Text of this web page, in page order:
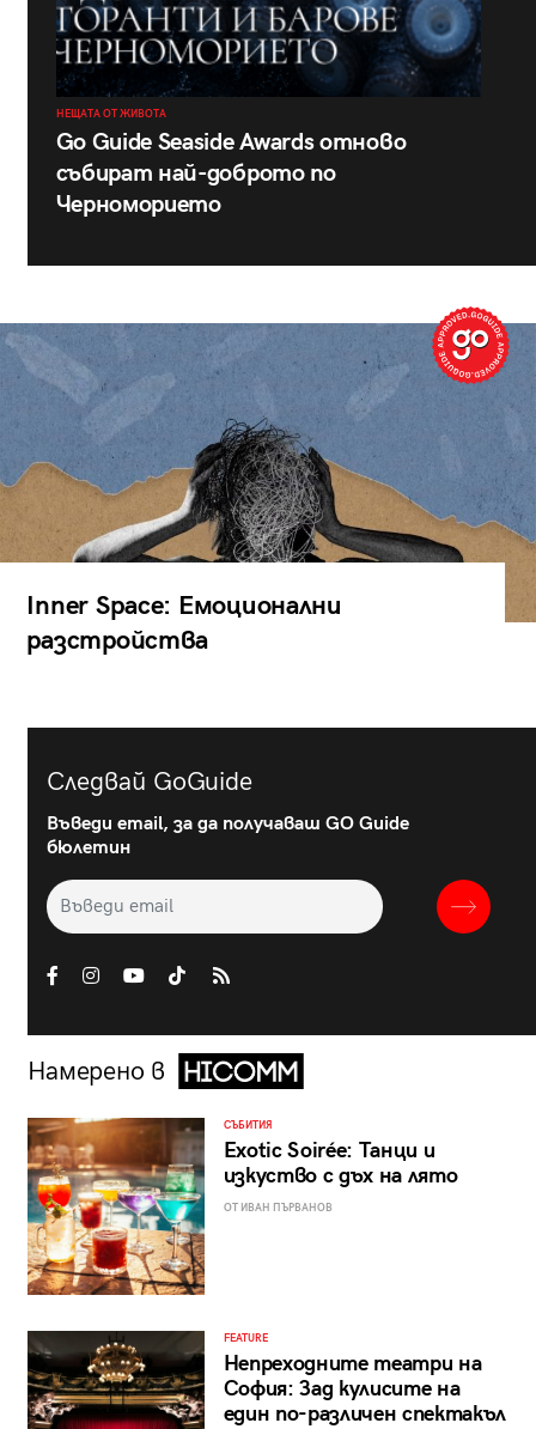
НЕЩАТА ОТ ЖИВОТА
Go Guide Seaside Awards отново
събират най-доброто по
Черноморието
Inner Space: Емоционални
разстройства
Следвай GoGuide
Въведи email, за да получаваш GO Guide
бюлетин
Намерено в
СЪБИТИЯ
Exotic Soirée: Танци и
изкуство с дъх на лято
ОТ ИВАН ПЪРВАНОВ
FEATURE
Непреходните театри на
София: Зад кулисите на
един по-различен спектакъл